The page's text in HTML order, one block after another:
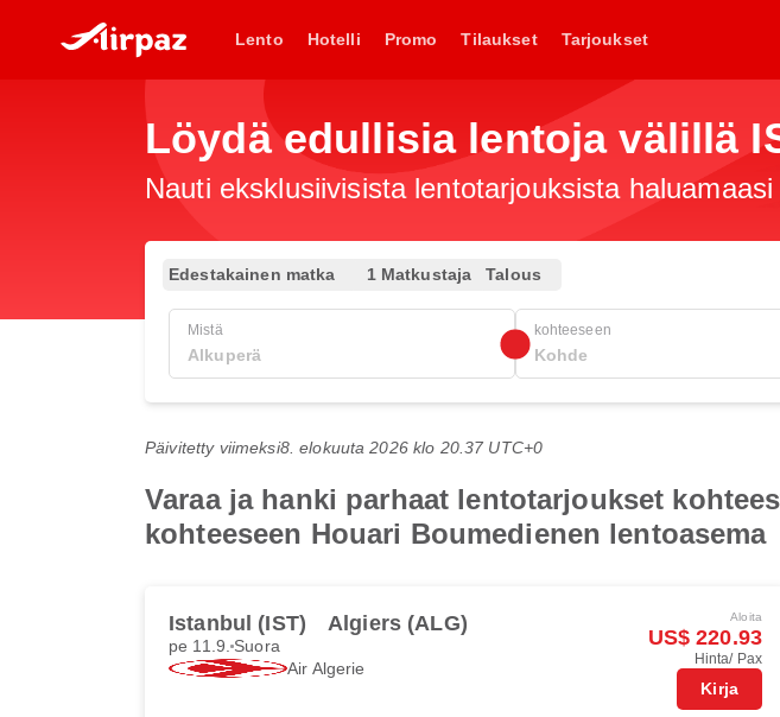
Lento Hotelli Promo Tilaukset Tarjoukset
Löydä edullisia lentoja välillä
Nauti eksklusiivisista lentotarjouksista
Edestakainen matka 1 Matkustaja Talous
Mistä kohteeseen
Päivitetty viimeksi8. elokuuta 2026 klo 20.37 UTC+0
Varaa ja hanki parhaat lentotarjoukset
kohteeseen Houari Boumedienen lentoasema
Istanbul (IST) Algiers (ALG)
pe 11.9. Suora
Air Algerie
Aloita
US$ 220.93
Hinta/ Pax
Kirja